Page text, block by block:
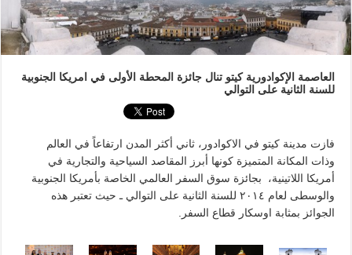
العاصمة الإكوادورية كيتو تنال جائزة المحطة الأولى في امريكا الجنوبية
للسنة الثانية على التوالي
فازت مدينة كيتو في الاكوادور، ثاني أكثر المدن ارتفاعاً في العالم
وذات المكانة المتميزة كونها أبرز المقاصد السياحية والتجارية في
أمريكا اللاتينية، بجائزة سوق السفر العالمي الخاصة بأمريكا الجنوبية
والوسطى لعام ٢٠١٤ للسنة الثانية على التوالي ـ حيث تعتبر هذه
الجوائز بمثابة اوسكار قطاع السفر.